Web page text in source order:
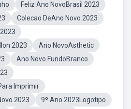
Feliz Ano NovoBrasil 2023
Colecao DeAno Novo 2023
2023
Ano NovoAsthetic
Ano Novo FundoBranco
Imprimir
2023
9º Ano 2023Logotipo